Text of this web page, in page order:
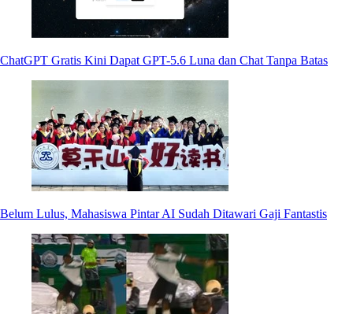
ChatGPT Gratis Kini Dapat GPT-5.6 Luna dan Chat Tanpa Batas
Belum Lulus, Mahasiswa Pintar AI Sudah Ditawari Gaji Fantastis